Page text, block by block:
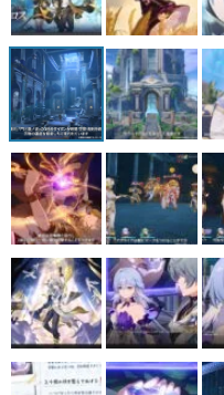
アプリレビュー
その他
電ファミニコゲーマーとは？
運営：株式会社マレ